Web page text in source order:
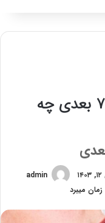
دستگاه هایفو اولترافورمر ۷ بعدی چه
admin